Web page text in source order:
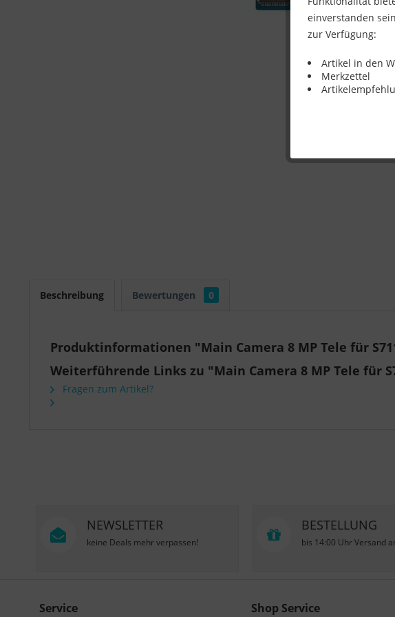
Beschreibung Bewertungen 0
Produktinformationen "Main Camera 8 MP Tele für
Weiterführende Links zu "Main Camera 8 MP Tele für
Fragen zum Artikel?
NEWSLETTER
keine Deals mehr verpassen!
BESTELLUNG
bis 14:00 Uhr Versand
Service Shop Service
einverstanden
zur Verfügung:
Artikel in den
Merkzettel